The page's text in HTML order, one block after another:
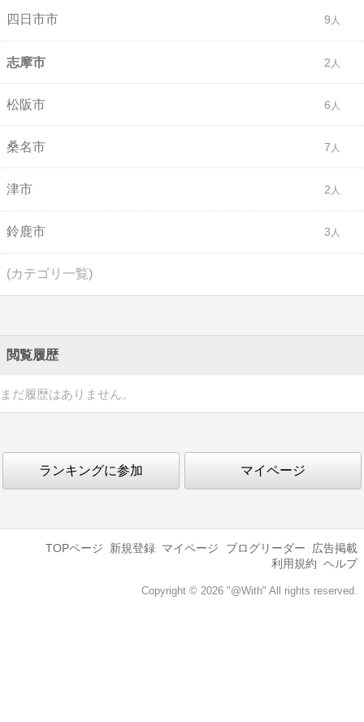
四日市市 9
志摩市 2
松阪市 6
桑名市 7
津市 2
鈴鹿市 3
(カテゴリ一覧)
閲覧履歴
まだ履歴はありません。
ランキングに参加 マイページ
TOPページ 新規登録 マイページ ブログリーダー
広告掲載
利用規約 ヘルプ
Copyright © 2026 "@With" All rights reserved.